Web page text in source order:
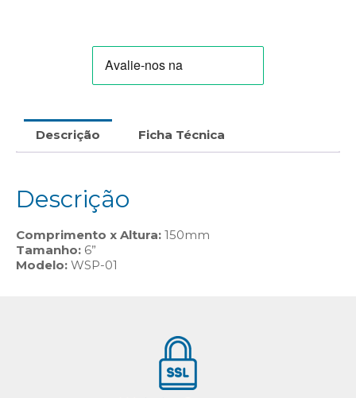
Descrição Ficha Técnica
Descrição
Comprimento x Altura: 150mm
Tamanho: 6”
Modelo: WSP-01